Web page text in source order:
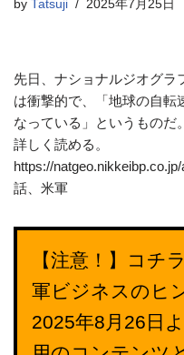
by Tatsuji 2025年7月25日
先日、ナショナルジオグラ
は衝撃的で、「地球の自転
なっている」というもの
詳しく読める。
https://
話、米軍
【注意！】コチ
軍ビジネスのヒ
2025年8月26日